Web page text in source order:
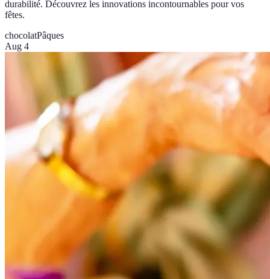
durabilité. Découvrez les innovations incontournables pour vos
fêtes.
chocolatPâques
Aug 4